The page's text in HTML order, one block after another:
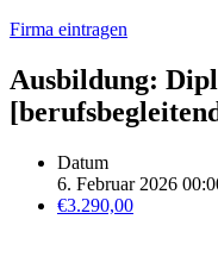
Firma eintragen
Ausbildung:
Datum
6. Februar 2026
€3.290,00